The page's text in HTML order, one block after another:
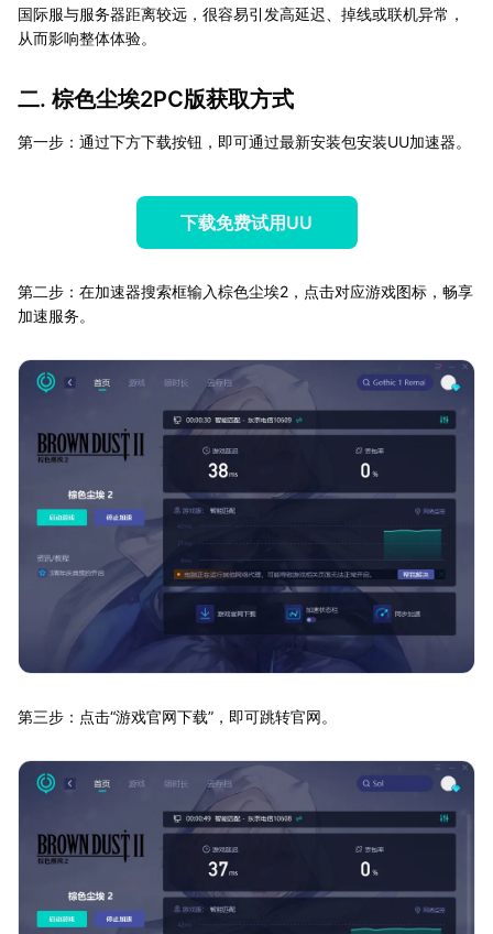
国际服与服务器距离较远，很容易引发高延迟、掉线或联机异常，
从而影响整体体验。
二. 棕色尘埃2PC版获取方式
第一步：通过下方下载按钮，即可通过最新安装包安装UU加速器。
下载免费试用UU
第二步：在加速器搜索框输入棕色尘埃2，点击对应游戏图标，畅享
加速服务。
第三步：点击“游戏官网下载”，即可跳转官网。